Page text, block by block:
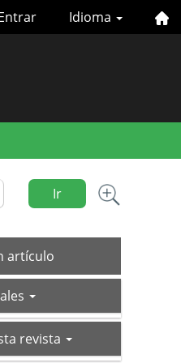
Idioma
Ir
artículo
revista